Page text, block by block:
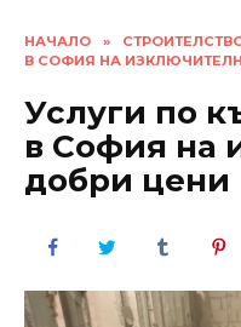
НАЧАЛО »
В СОФИЯ НА
Услуги по
в София на
добри цени